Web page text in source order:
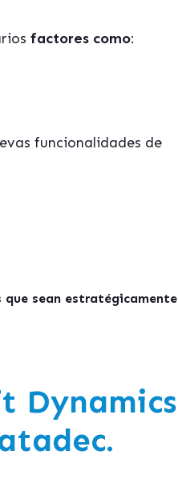
factores como:
funcionalidades de
sean estratégicamente
Dynamics